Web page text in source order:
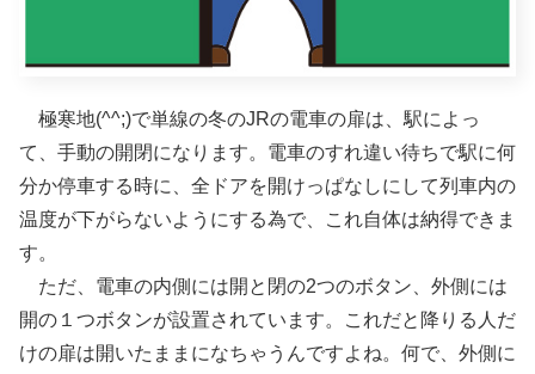
極寒地(^^;)で単線の冬のJRの電車の扉は、駅によっ
て、手動の開閉になります。電車のすれ違い待ちで駅に何
分か停車する時に、全ドアを開けっぱなしにして列車内の
温度が下がらないようにする為で、これ自体は納得できま
す。
ただ、電車の内側には開と閉の2つのボタン、外側には
開の１つボタンが設置されています。これだと降りる人だ
けの扉は開いたままになちゃうんですよね。何で、外側に